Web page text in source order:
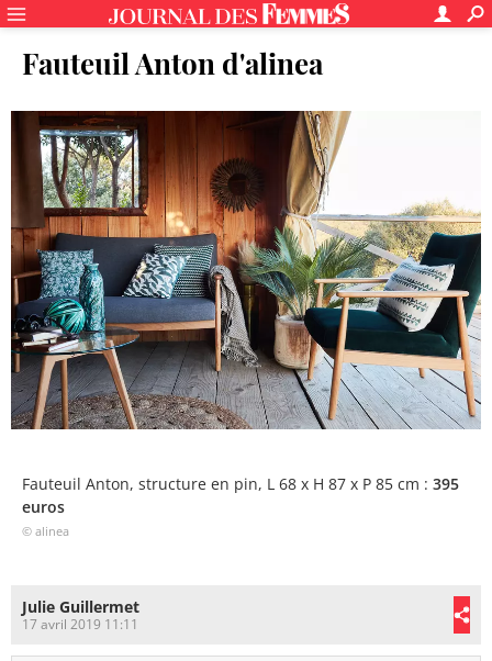
Fauteuil Anton d'alinea
Fauteuil Anton, structure en pin, L 68 x H 87 x P 85 cm : 395
euros
© alinea
Julie Guillermet
17 avril 2019 11:11